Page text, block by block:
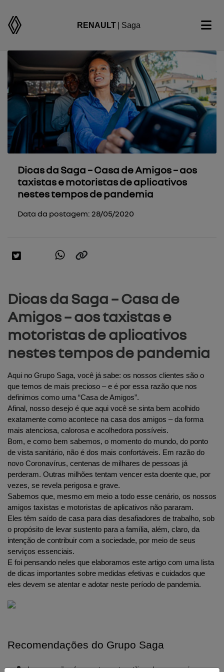
RENAULT | Saga
Dicas da Saga – Casa de Amigos – aos
taxistas e motoristas de aplicativos
nestes tempos de pandemia
Data da postagem: 28/05/2020
Dicas da Saga – Casa de
Amigos – aos taxistas e
motoristas de aplicativos
nestes tempos de pandemia
Aqui no Grupo Saga, você já sabe: os nossos clientes são o
que temos de mais precioso – e é por essa razão que nos
definimos como uma “Casa de Amigos”.
Afinal, nosso desejo é que aqui você se sinta bem acolhido
exatamente como acontece na casa dos amigos – da forma
mais atenciosa, calorosa e acolhedora possíveis.
Bom, e como bem sabemos, o momento do mundo, do ponto
de vista sanitário, não é dos mais confortáveis. Em razão do
novo Coronavírus, centenas de milhares de pessoas já
perderam. Outras milhões tentam vencer esta doente que, por
vezes, se revela perigosa e grave.
Sabemos que, mesmo em meio a todo esse cenário, os nossos
amigos taxistas e motoristas de aplicativos não pararam.
Eles têm saído de casa para dias desafiadores de trabalho, sob
o propósito de levar sustento para a família, além, claro, da
intenção de contribuir com a sociedade, por meio de seus
serviços essenciais.
E foi pensando neles que elaboramos este artigo com uma lista
de dicas importantes sobre medidas efetivas e cuidados que
eles devem se atentar e adotar neste período de pandemia.
Recomendações do Grupo Saga
Lave as mãos frequentemente, utilizando sempre água e